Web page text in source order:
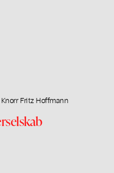
Fritz Hoffmann